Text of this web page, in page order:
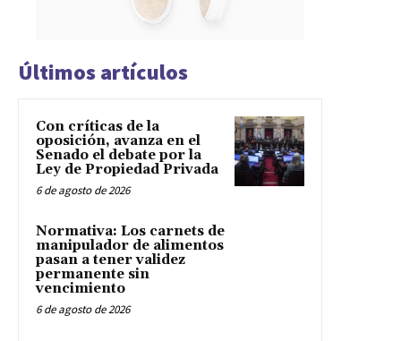
Últimos artículos
Con críticas de la
oposición, avanza en el
Senado el debate por la
Ley de Propiedad Privada
6 de agosto de 2026
Normativa: Los carnets de
manipulador de alimentos
pasan a tener validez
permanente sin
vencimiento
6 de agosto de 2026